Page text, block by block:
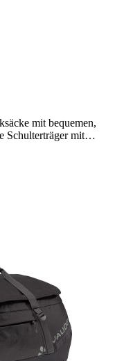
mit bequemen,
Schulterträger mit
durchdachtes Design
dir höchsten